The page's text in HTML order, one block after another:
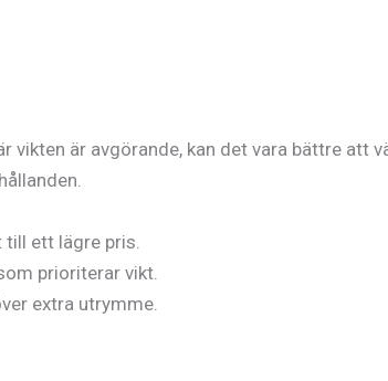
vikten är avgörande, kan det vara bättre att
ett lägre pris.
prioriterar vikt.
extra utrymme.